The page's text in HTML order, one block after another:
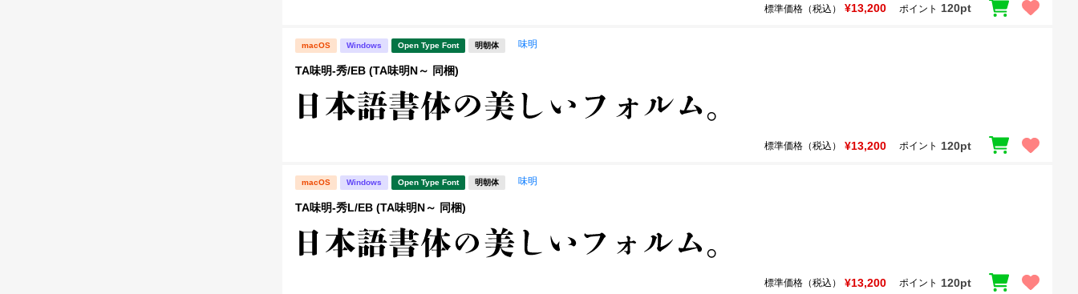
標準価格（税込） ¥13,200 ポイント 120pt
macOS Windows Open Type Font 明朝体 味明
TA味明-秀/EB (TA味明N～ 同梱)
標準価格（税込） ¥13,200 ポイント 120pt
macOS Windows Open Type Font 明朝体 味明
TA味明-秀L/EB (TA味明N～ 同梱)
標準価格（税込） ¥13,200 ポイント 120pt